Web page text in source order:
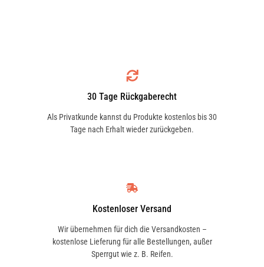
30 Tage Rückgaberecht
Als Privatkunde kannst du Produkte kostenlos bis 30
Tage nach Erhalt wieder zurückgeben.
Kostenloser Versand
Wir übernehmen für dich die Versandkosten –
kostenlose Lieferung für alle Bestellungen, außer
Sperrgut wie z. B. Reifen.